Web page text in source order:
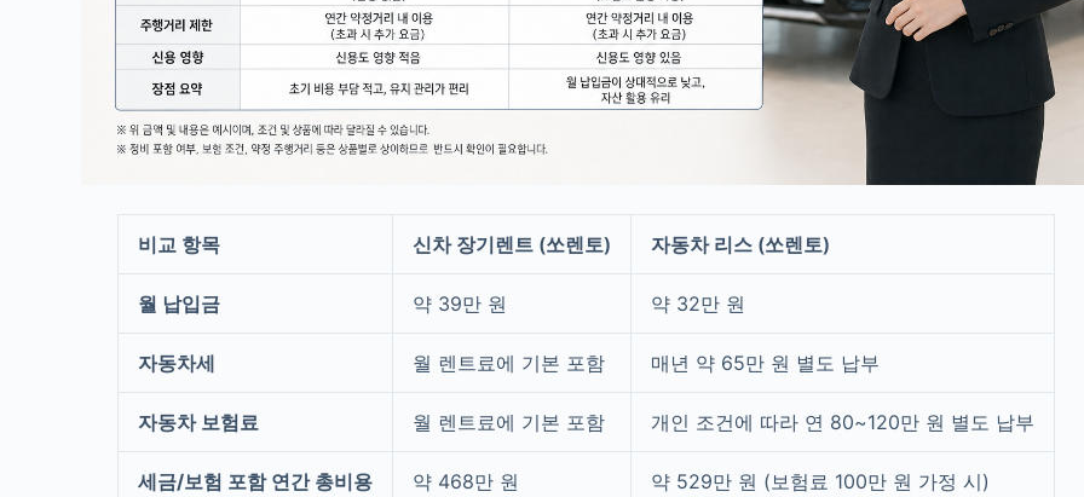
비교 항목 신차 장기렌트 (쏘렌토) 자동차 리스 (쏘렌토)
월 납입금 약 39만 원 약 32만 원
자동차세 월 렌트료에 기본 포함 매년 약 65만 원 별도 납부
자동차 보험료 월 렌트료에 기본 포함 개인 조건에 따라 연 80~120만 원 별도 납부
세금/보험 포함 연간 총비용 약 468만 원 약 529만 원 (보험료 100만 원 가정 시)